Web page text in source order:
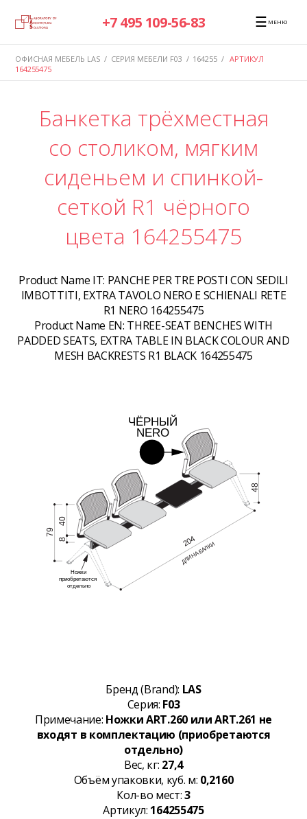
+7 495 109-56-83 ☰ МЕНЮ
ОФИСНАЯ МЕБЕЛЬ LAS / СЕРИЯ МЕБЕЛИ F03 / 164255 / АРТИКУЛ
164255475
Банкетка трёхместная
со столиком, мягким
сиденьем и спинкой-
сеткой R1 чёрного
цвета 164255475
Product Name IT: PANCHE PER TRE POSTI CON SEDILI
IMBOTTITI, EXTRA TAVOLO NERO E SCHIENALI RETE
R1 NERO 164255475
Product Name EN: THREE-SEAT BENCHES WITH
PADDED SEATS, EXTRA TABLE IN BLACK COLOUR AND
MESH BACKRESTS R1 BLACK 164255475
Бренд (Brand): LAS
Серия: F03
Примечание: Ножки ART.260 или ART.261 не
входят в комплектацию (приобретаются
отдельно)
Вес, кг: 27,4
Объём упаковки, куб. м: 0,2160
Кол-во мест:3
Артикул: 164255475